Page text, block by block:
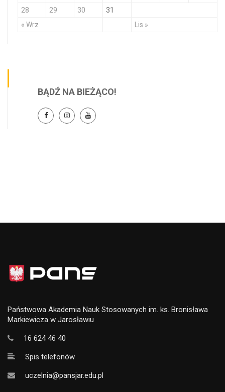
« Wrz Lis »
28
29 30 31
BĄDŹ NA BIEŻĄCO!
Państwowa Akademia Nauk Stosowanych im. ks. Bronisława
Markiewicza w Jarosławiu
16 624 46 40
Spis telefonów
uczelnia@pansjar.edu.pl